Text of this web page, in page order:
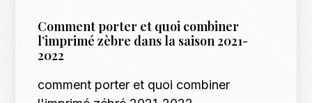
Comment porter et quoi combiner
l’imprimé zèbre dans la saison 2021-
2022
comment porter et quoi combiner